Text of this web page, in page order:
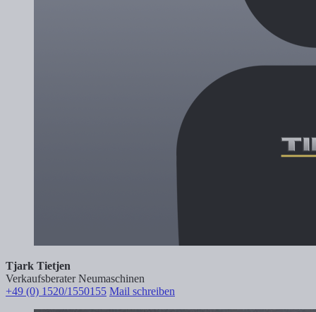
Tjark Tietjen
Verkaufsberater Neumaschinen
+49 (0) 1520/1550155 Mail schreiben